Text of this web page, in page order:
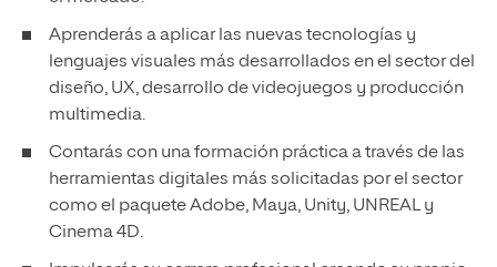
Aprenderás a aplicar las nuevas tecnologías y
lenguajes visuales más desarrollados en el sector del
diseño, UX, desarrollo de videojuegos y producción
multimedia.
Contarás con una formación práctica a través de las
herramientas digitales más solicitadas por el sector
como el paquete Adobe, Maya, Unity, UNREAL y
Cinema 4D.